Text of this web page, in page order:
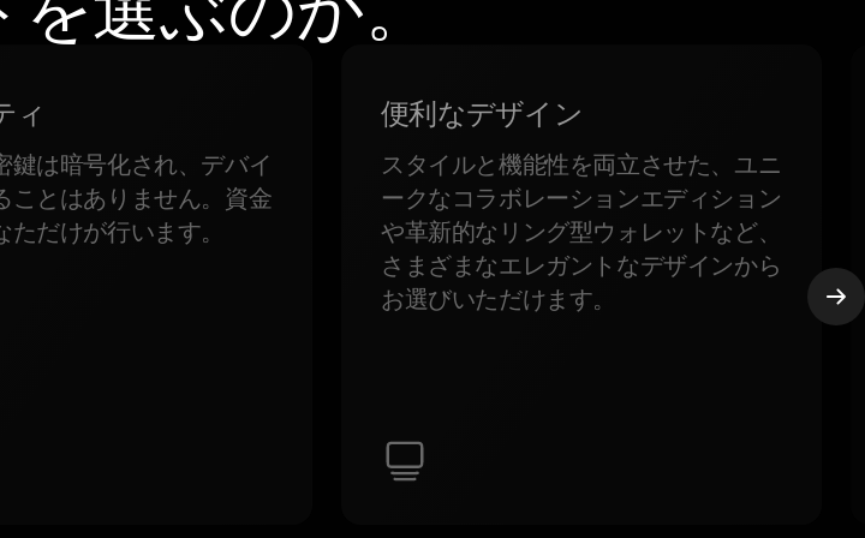
ィ
鍵は暗号化され、デバイ
ことはありません。資金
だけが行います。
便利なデザイン
スタイルと機能性を両立させた、ユニ
ークなコラボレーションエディション
や革新的なリング型ウォレットなど、
さまざまなエレガントなデザインから
お選びいただけます。